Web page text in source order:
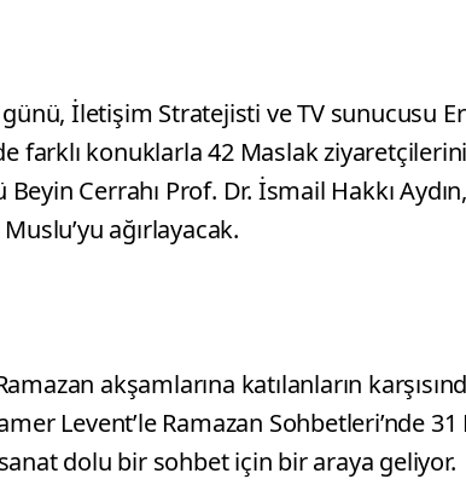
günü, İletişim Stratejisti ve TV sunucusu
farklı konuklarla 42 Maslak ziyaretçilerinin
Cerrahı Prof. Dr. İsmail Hakkı
ağırlayacak.
akşamlarına katılanların
Levent’le Ramazan Sohbetleri’nde
dolu bir sohbet için bir araya geliyor.